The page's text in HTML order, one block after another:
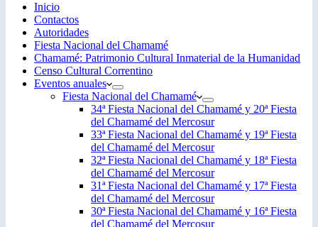
Inicio
Contactos
Autoridades
Fiesta Nacional del Chamamé
Chamamé: Patrimonio Cultural Inmaterial de la Humanidad
Censo Cultural Correntino
Eventos anuales
Fiesta Nacional del Chamamé
34ª Fiesta Nacional del Chamamé y 20ª Fiesta
del Chamamé del Mercosur
33ª Fiesta Nacional del Chamamé y 19ª Fiesta
del Chamamé del Mercosur
32ª Fiesta Nacional del Chamamé y 18ª Fiesta
del Chamamé del Mercosur
31ª Fiesta Nacional del Chamamé y 17ª Fiesta
del Chamamé del Mercosur
30ª Fiesta Nacional del Chamamé y 16ª Fiesta
del Chamamé del Mercosur